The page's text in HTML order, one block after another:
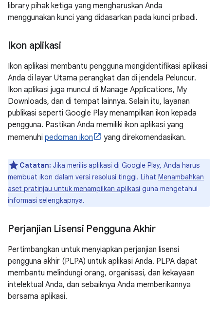
library pihak ketiga yang mengharuskan Anda
menggunakan kunci yang didasarkan pada kunci pribadi.
Ikon aplikasi
Ikon aplikasi membantu pengguna mengidentifikasi aplikasi
Anda di layar Utama perangkat dan di jendela Peluncur.
Ikon aplikasi juga muncul di Manage Applications, My
Downloads, dan di tempat lainnya. Selain itu, layanan
publikasi seperti Google Play menampilkan ikon kepada
pengguna. Pastikan Anda memiliki ikon aplikasi yang
memenuhi pedoman ikon yang direkomendasikan.
Catatan: Jika merilis aplikasi di Google Play, Anda harus
membuat ikon dalam versi resolusi tinggi. Lihat Menambahkan
aset pratinjau untuk menampilkan aplikasi guna mengetahui
informasi selengkapnya.
Perjanjian Lisensi Pengguna Akhir
Pertimbangkan untuk menyiapkan perjanjian lisensi
pengguna akhir (PLPA) untuk aplikasi Anda. PLPA dapat
membantu melindungi orang, organisasi, dan kekayaan
intelektual Anda, dan sebaiknya Anda memberikannya
bersama aplikasi.